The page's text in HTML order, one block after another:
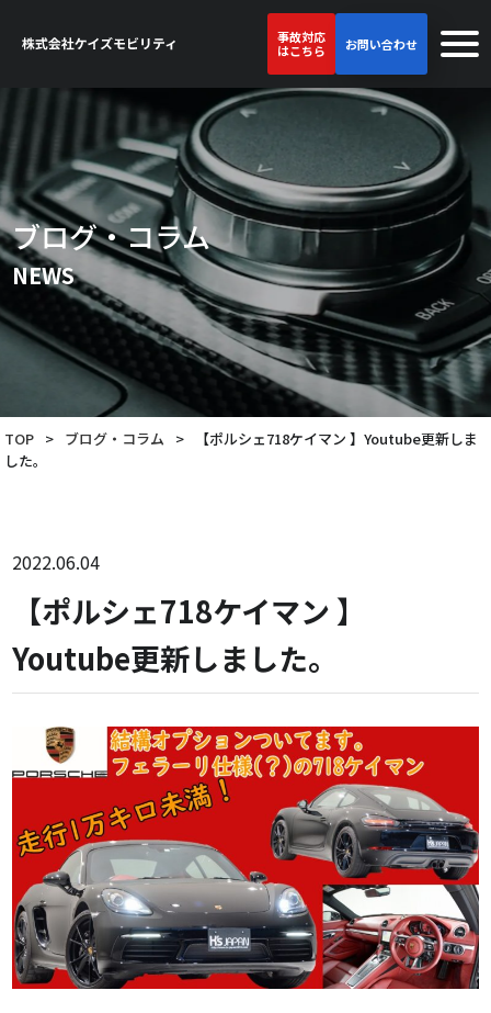
事故対応
はこちら
お問い合わせ
ブログ・コラム
NEWS
TOP > ブログ・コラム >
【ポルシェ718ケイマン 】Youtube更新しま
した。
2022.06.04
【ポルシェ718ケイマン 】
Youtube更新しました。